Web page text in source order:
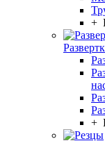
+
+